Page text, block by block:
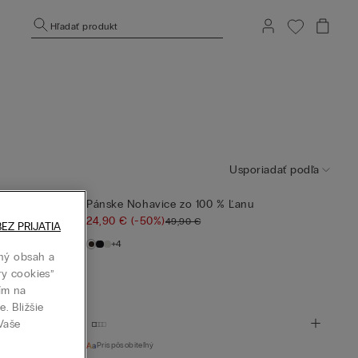
Hľadať produkt
Usporiadať podľa
Pánske Nohavice zo 100 % Ľanu
24,90 €(-50%)49,90 €
+4
Prispôsobiteľný
obsah a
cookies”
na
Bližšie
PRIJATIA